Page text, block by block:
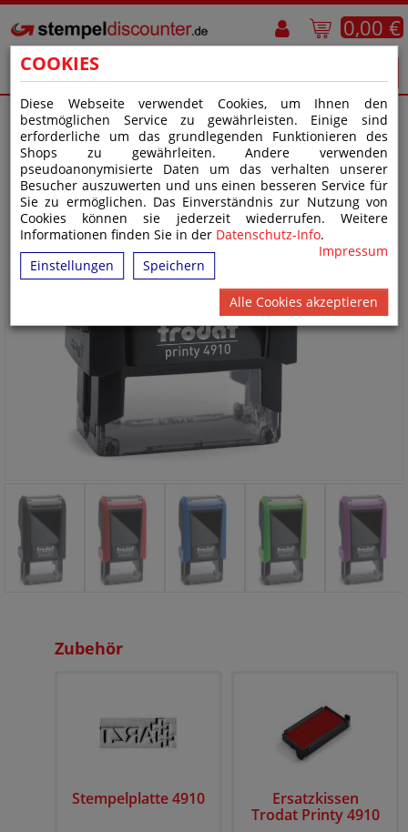
COOKIES
Diese Webseite verwendet Cookies, um Ihnen den
bestmöglichen Service zu gewährleisten. Einige sind
erforderliche um das grundlegenden Funktionieren des
Shops zu gewährleiten. Andere verwenden
pseudoanonymisierte Daten um das verhalten unserer
Besucher auszuwerten und uns einen besseren Service für
Sie zu ermöglichen. Das Einverständnis zur Nutzung von
Cookies können sie jederzeit wiederrufen. Weitere
Informationen finden Sie in der Datenschutz-Info.
Impressum
Einstellungen
Speichern
Alle Cookies akzeptieren
0,00 €
Zubehör
Stempelplatte 4910
Ersatzkissen
Trodat Printy 4910